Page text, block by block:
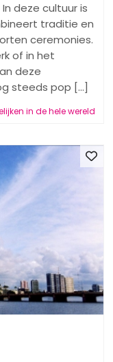
deze cultuur is
traditie en
ceremonies.
of in het
deze
steeds pop [...]
in de hele wereld